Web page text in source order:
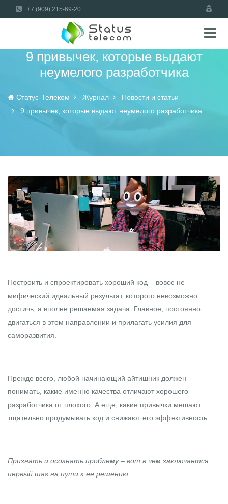
+7 (909) 215-69-20
9 привычек, которые выдают
неумелого разработчика
Статус-Телеком Журнал
Новости и статьи
9 привычек, которые выдают неумелого разработчика
Построить и спроектировать хороший код – вовсе не
мифический идеальный результат, которого невозможно
достичь, а вполне решаемая задача. Главное, постоянно
двигаться в этом направлении и прилагать усилия для
саморазвития.
Прежде всего, любой начинающий айтишник должен
понимать, какие именно качества отличают хорошего
разработчика от плохого. А еще, какие привычки мешают
тщательно продумывать код и снижают его эффективность.
Признать и осознать проблему – вот в чем заключается
первый шаг на пути к ее решению.